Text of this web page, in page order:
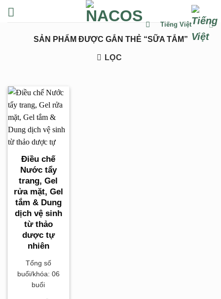
đến
Tiếng Việt
SẢN PHẨM ĐƯỢC GẮN THẺ “SỮA TẮM”
LỌC
Điều chế
Nước tẩy
trang, Gel
rửa mặt, Gel
tắm & Dung
dịch vệ sinh
từ thảo
dược tự
nhiên
Tổng số
buổi/khóa: 06
buổi